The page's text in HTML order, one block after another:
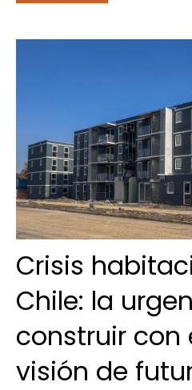
Crisis
Chile: la
construir con
visión de